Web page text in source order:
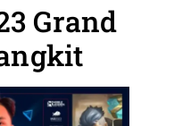
Grand